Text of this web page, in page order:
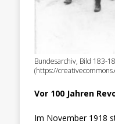
Bundesarchiv, Bild 183-
(https://
Vor 100 Jahren
Im November 1918